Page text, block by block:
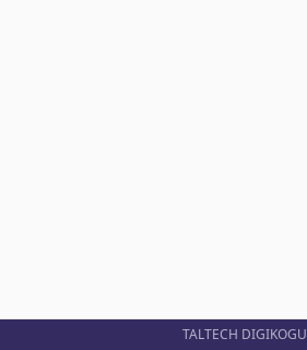
TALTECH DIGIKOGU